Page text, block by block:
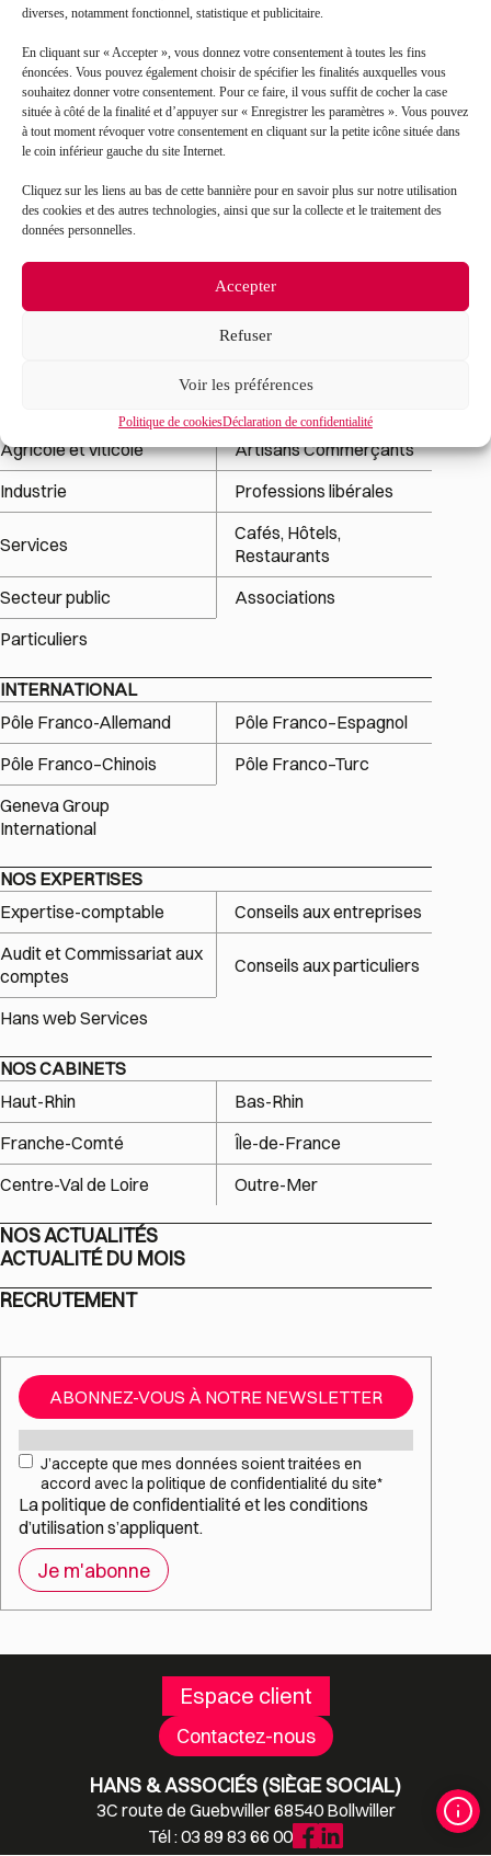
diverses, notamment fonctionnel, statistique et publicitaire.
En cliquant sur « Accepter », vous donnez votre consentement à toutes les fins
énoncées. Vous pouvez également choisir de spécifier les finalités auxquelles vous
souhaitez donner votre consentement. Pour ce faire, il vous suffit de cocher la case
située à côté de la finalité et d’appuyer sur « Enregistrer les paramètres ». Vous pouvez
à tout moment révoquer votre consentement en cliquant sur la petite icône située dans
le coin inférieur gauche du site Internet.
Cliquez sur les liens au bas de cette bannière pour en savoir plus sur notre utilisation
des cookies et des autres technologies, ainsi que sur la collecte et le traitement des
données personnelles.
Accepter
Refuser
Voir les préférences
Politique de cookiesDéclaration de confidentialité
Mon projet
Créer son entreprise
Transmettre son entreprise
Reprendre une entreprise
MON ACTIVITÉ
Agricole et viticole
Artisans Commerçants
Industrie
Professions libérales
Services
Cafés, Hôtels,
Restaurants
Secteur public
Associations
Particuliers
INTERNATIONAL
Pôle Franco-Allemand
Pôle Franco–Espagnol
Pôle Franco–Chinois
Pôle Franco–Turc
Geneva Group
International
NOS EXPERTISES
Expertise-comptable
Conseils aux entreprises
Audit et Commissariat aux
comptes
Conseils aux particuliers
Hans web Services
NOS CABINETS
Haut-Rhin
Bas-Rhin
Franche-Comté
Île-de-France
Centre-Val de Loire
Outre-Mer
NOS ACTUALITÉS
ACTUALITÉ DU MOIS
RECRUTEMENT
ABONNEZ-VOUS À NOTRE NEWSLETTER
Mail*
RGPD*
J’accepte que mes données soient traitées en
accord avec la politique de confidentialité du site*
Lapolitique de confidentialité et les conditions
d’utilisations’appliquent.
Espace client
Contactez-nous
HANS & ASSOCIÉS (SIÈGE SOCIAL)
3C route de Guebwiller 68540 Bollwiller
Tél : 03 89 83 66 00